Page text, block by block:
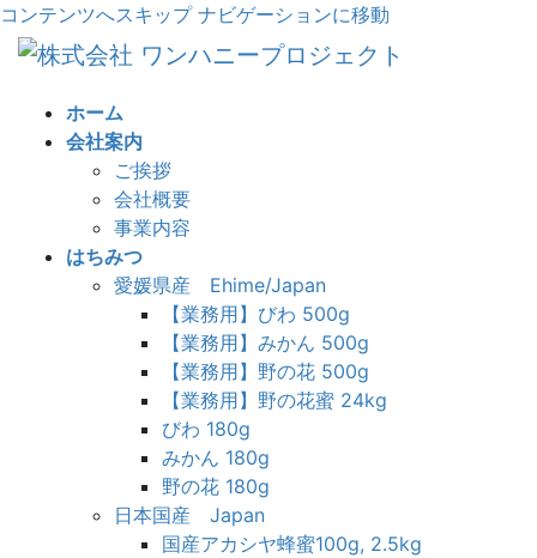
コンテンツへスキップ ナビゲーションに移動
ホーム
会社案内
ご挨拶
会社概要
事業内容
はちみつ
愛媛県産 Ehime/Japan
【業務用】びわ 500g
【業務用】みかん 500g
【業務用】野の花 500g
【業務用】野の花蜜 24kg
びわ 180g
みかん 180g
野の花 180g
日本国産 Japan
国産アカシヤ蜂蜜100g, 2.5kg